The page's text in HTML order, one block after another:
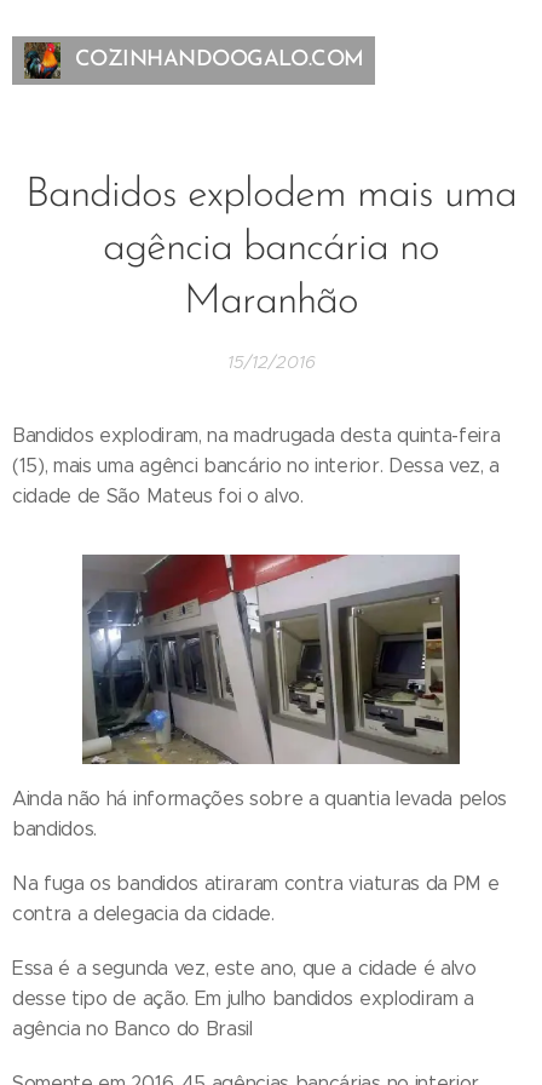
COZINHANDOOGALO.COM
Bandidos explodem mais uma
agência bancária no
Maranhão
15/12/2016
Bandidos explodiram, na madrugada desta quinta-feira
(15), mais uma agênci bancário no interior. Dessa vez, a
cidade de São Mateus foi o alvo.
Ainda não há informações sobre a quantia levada pelos
bandidos.
Na fuga os bandidos atiraram contra viaturas da PM e
contra a delegacia da cidade.
Essa é a segunda vez, este ano, que a cidade é alvo
desse tipo de ação. Em julho bandidos explodiram a
agência no Banco do Brasil